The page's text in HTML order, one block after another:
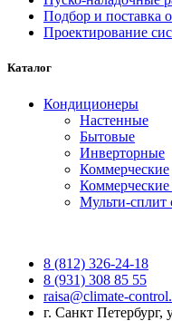
Подбор и поставка
Проектирование
Каталог
Кондиционеры
Настенные
Бытовые
Инверторные
Коммерческие
Мульти-сплит
8 (812) 326-24-18
8 (931) 308 85 55
raisa@climate-
г. Санкт